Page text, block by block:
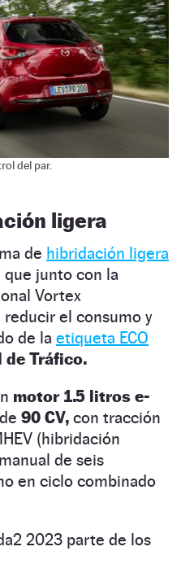
del par.
ligera
de hibridación ligera
que junto con la
Vortex
el consumo y
de la etiqueta ECO
de Tráfico.
motor 1.5 litros e-
90 CV, con tracción
(hibridación
de seis
en ciclo combinado
2023 parte de los